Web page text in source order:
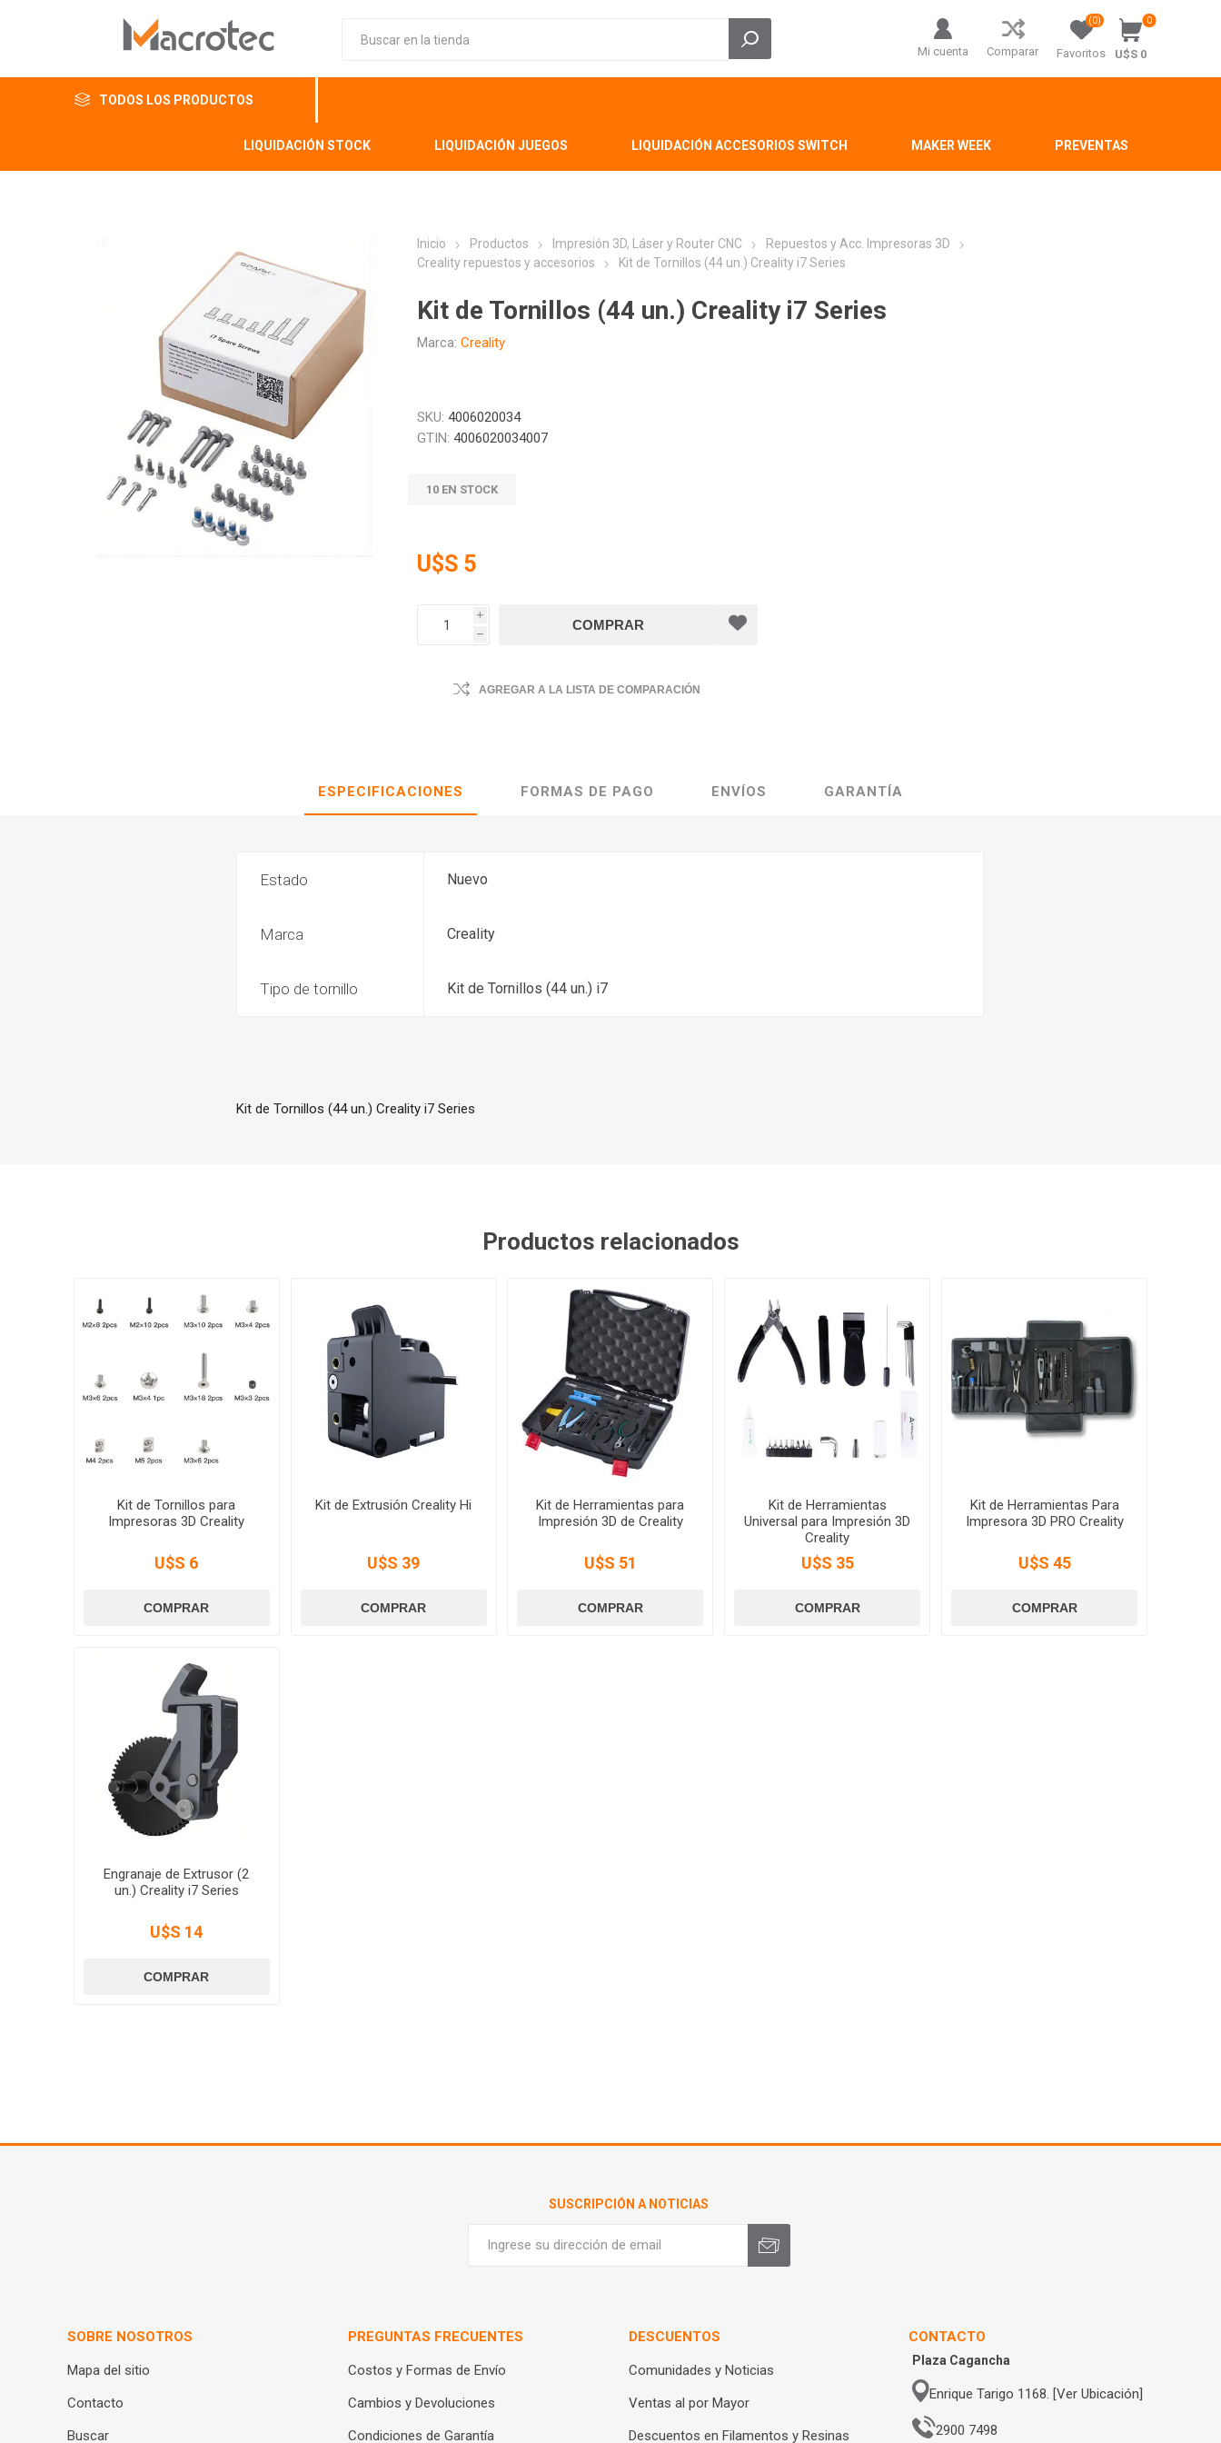
Mi cuenta Comparar Favoritos
(0) 0
U$S 0
TODOS LOS PRODUCTOS
LIQUIDACIÓN STOCK LIQUIDACIÓN JUEGOS LIQUIDACIÓN ACCESORIOS SWITCH MAKER WEEK PREVENTAS
Inicio Productos Impresión 3D, Láser y Router CNC
Repuestos y Acc. Impresoras 3D
Creality repuestos y accesorios
Kit de Tornillos (44 un.) Creality i7 Series
Kit de Tornillos (44 un.) Creality i7 Series
Marca: Creality
SKU: 4006020034
GTIN: 4006020034007
10 EN STOCK
U$S 5
i
h
AGREGAR A LA LISTA DE COMPARACIÓN
ESPECIFICACIONES FORMAS DE PAGO ENVÍOS GARANTÍA
Estado Nuevo
Marca Creality
Tipo de tornillo Kit de Tornillos (44 un.) i7
Kit de Tornillos (44 un.) Creality i7 Series
Productos relacionados
Kit de Tornillos para
Impresoras 3D Creality
U$S 6
Kit de Extrusión Creality Hi
U$S 39
Kit de Herramientas para
Impresión 3D de Creality
U$S 51
Kit de Herramientas
Universal para Impresión 3D
Creality
U$S 35
Kit de Herramientas Para
Impresora 3D PRO Creality
U$S 45
Engranaje de Extrusor (2
un.) Creality i7 Series
U$S 14
SUSCRIPCIÓN A NOTICIAS
SOBRE NOSOTROS
Mapa del sitio
Contacto
Buscar
PREGUNTAS FRECUENTES
Costos y Formas de Envío
Cambios y Devoluciones
Condiciones de Garantía
DESCUENTOS
Comunidades y Noticias
Ventas al por Mayor
Descuentos en Filamentos y Resinas
CONTACTO
Plaza Cagancha
Enrique Tarigo 1168. [Ver Ubicación]
2900 7498